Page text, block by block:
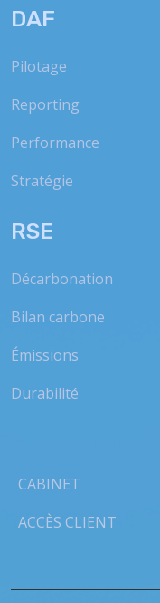
DAF
Pilotage
Reporting
Performance
Stratégie
RSE
Décarbonation
Bilan carbone
Émissions
Durabilité
CABINET
ACCÈS CLIENT